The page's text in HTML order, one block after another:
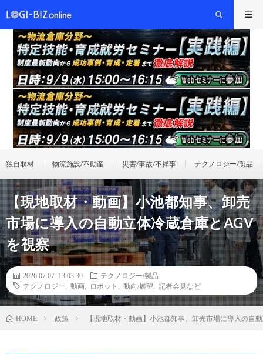
独自取材 物流施設/不動産 災害/事故/不祥事 テクノロジー/製品
【現地取材・動画】小池都知事、卸売
市場に導入の自動立体冷蔵倉庫とAGV
を視察
2026.07.07 13:03:30
テクノロジー/製品
テクノロジー
動画 ロボット 動向/展望 記者会見など
HOME 政策 【現地取材・動画】小池都知事、卸売市場に導入の自